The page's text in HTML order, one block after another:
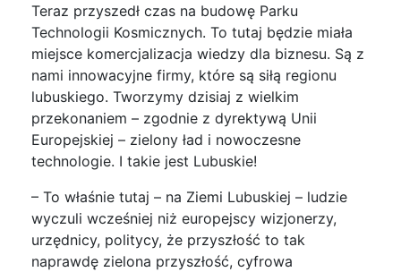
Teraz przyszedł czas na budowę Parku
Technologii Kosmicznych. To tutaj będzie miała
miejsce komercjalizacja wiedzy dla biznesu. Są z
nami innowacyjne firmy, które są siłą regionu
lubuskiego. Tworzymy dzisiaj z wielkim
przekonaniem – zgodnie z dyrektywą Unii
Europejskiej – zielony ład i nowoczesne
technologie. I takie jest Lubuskie!
– To właśnie tutaj – na Ziemi Lubuskiej – ludzie
wyczuli wcześniej niż europejscy wizjonerzy,
urzędnicy, politycy, że przyszłość to tak
naprawdę zielona przyszłość, cyfrowa